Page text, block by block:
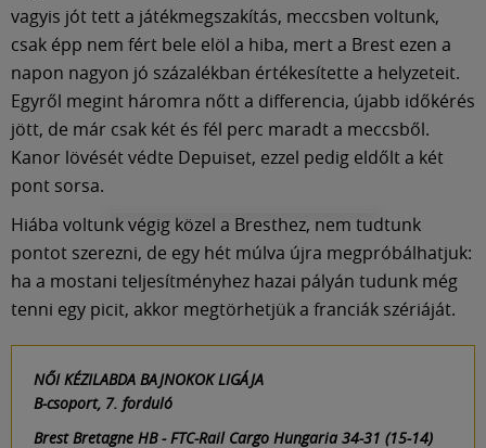
vagyis jót tett a játékmegszakítás, meccsben voltunk,
csak épp nem fért bele elöl a hiba, mert a Brest ezen a
napon nagyon jó százalékban értékesítette a helyzeteit.
Egyről megint háromra nőtt a differencia, újabb időkérés
jött, de már csak két és fél perc maradt a meccsből.
Kanor lövését védte Depuiset, ezzel pedig eldőlt a két
pont sorsa.
Hiába voltunk végig közel a Bresthez, nem tudtunk
pontot szerezni, de egy hét múlva újra megpróbálhatjuk:
ha a mostani teljesítményhez hazai pályán tudunk még
tenni egy picit, akkor megtörhetjük a franciák szériáját.
NŐI KÉZILABDA BAJNOKOK LIGÁJA
B-csoport, 7. forduló
Brest Bretagne HB - FTC-Rail Cargo Hungaria 34-31 (15-14)